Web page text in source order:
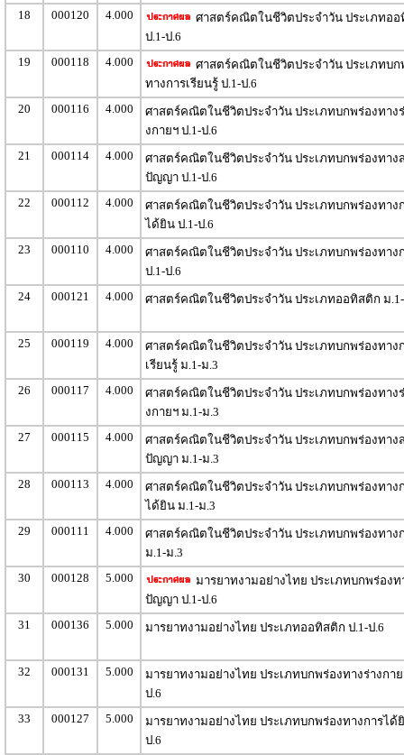
18 000120 4.000
ศาสตร์คณิตในชีวิตประจำวัน ประเภทอ
ป.1-ป.6
19
000118 4.000
ศาสตร์คณิตในชีวิตประจำวัน ประเภทบก
ทางการเรียนรู้ ป.1-ป.6
20
000116 4.000
ศาสตร์คณิตในชีวิตประจำวัน ประเภทบกพร่องทาง
งกายฯ ป.1-ป.6
21
000114 4.000
ศาสตร์คณิตในชีวิตประจำวัน ประเภทบกพร่องทาง
ปัญญา ป.1-ป.6
22
000112 4.000
ศาสตร์คณิตในชีวิตประจำวัน ประเภทบกพร่องทาง
ได้ยิน ป.1-ป.6
23
000110 4.000
ศาสตร์คณิตในชีวิตประจำวัน ประเภทบกพร่องทาง
ป.1-ป.6
24
000121 4.000 ศาสตร์คณิตในชีวิตประจำวัน ประเภทออทิสติก ม
25 000119 4.000
ศาสตร์คณิตในชีวิตประจำวัน ประเภทบกพร่องทาง
เรียนรู้ ม.1-ม.3
26
000117 4.000
ศาสตร์คณิตในชีวิตประจำวัน ประเภทบกพร่องทาง
งกายฯ ม.1-ม.3
27
000115 4.000
ศาสตร์คณิตในชีวิตประจำวัน ประเภทบกพร่องทาง
ปัญญา ม.1-ม.3
28
000113 4.000
ศาสตร์คณิตในชีวิตประจำวัน ประเภทบกพร่องทาง
ได้ยิน ม.1-ม.3
29
000111 4.000
ศาสตร์คณิตในชีวิตประจำวัน ประเภทบกพร่องทาง
ม.1-ม.3
30
000128 5.000
มารยาทงามอย่างไทย ประเภทบกพร่องท
ปัญญา ป.1-ป.6
31
000136 5.000 มารยาทงามอย่างไทย ประเภทออทิสติก ป.1-ป.6
32 000131 5.000
มารยาทงามอย่างไทย ประเภทบกพร่องทางร่างกาย
ป.6
33
000127 5.000
มารยาทงามอย่างไทย ประเภทบกพร่องทางการได้
ป.6